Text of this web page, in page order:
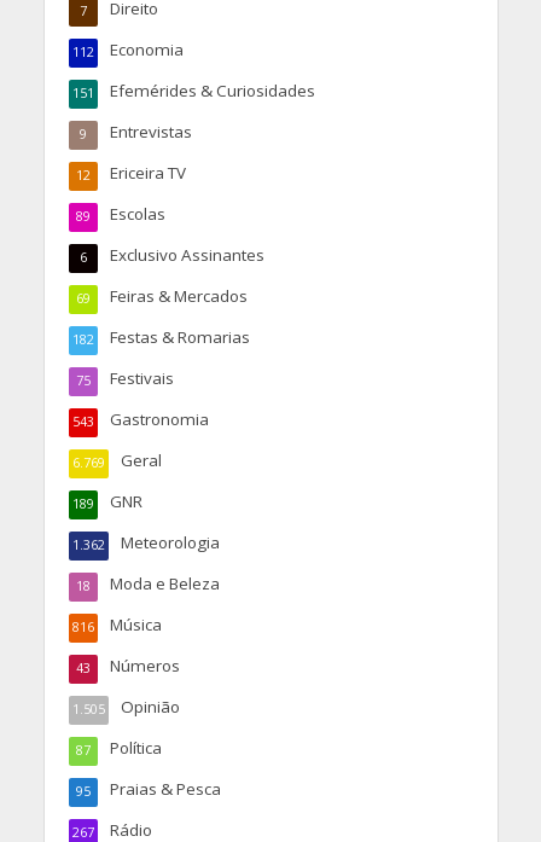
Direito
7
Economia
112
Efemérides & Curiosidades
151
Entrevistas
9
Ericeira TV
12
Escolas
89
Exclusivo Assinantes
6
Feiras & Mercados
69
Festas & Romarias
182
Festivais
75
Gastronomia
543
Geral
6.769
GNR
189
Meteorologia
1.362
Moda e Beleza
18
Música
816
Números
43
Opinião
1.505
Política
87
Praias & Pesca
95
Rádio
267